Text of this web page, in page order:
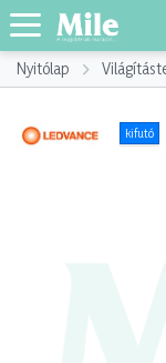
Nyitólap
kifutó